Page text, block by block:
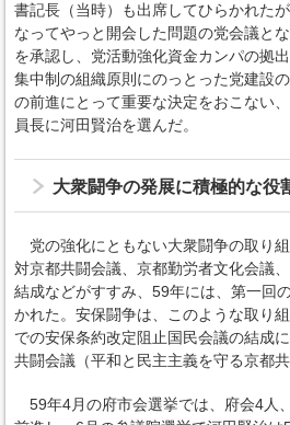
書記長（当時）も出席してひらかれた
なってやっと開会した問題の党会議と
を承認し、党活動強化資金カンパの拠
集中制の組織原則にのっとった党建設
の前進にとって重要な決定をおこない
員長に河田賢治を選んだ。
大衆闘争の発展に積極的な役
党の強化にともない大衆闘争の取り
対京都共闘会議、京都勤労者文化会議
結成などがすすみ、59年には、第一回
かれた。安保闘争は、このような取り
での安保条約改定阻止国民会議の結成
共闘会議（平和と民主主義を守る京都
59年4月の府市会選挙では、府会4人